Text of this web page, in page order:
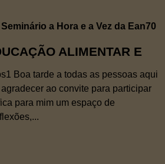
ALIMENTAR E
Boa tarde a todas as pessoas aqui
ao convite para participar
para mim um espaço de